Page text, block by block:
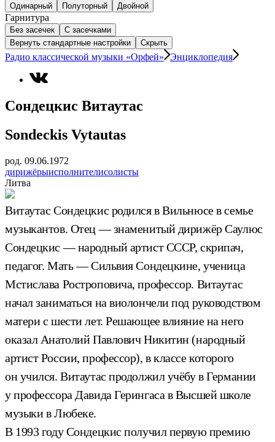
Одинарный Полуторный Двойной
Гарнитура
Без засечек
С засечками
Вернуть стандартные настройки
Скрыть
Радио классической музыки «Орфей» Энциклопедия
Сондецкис Витаутас
Sondeckis Vytautas
род. 09.06.1972
дирижёрыисполнителисолисты
Литва
Витаутас Сондецкис родился в Вильнюсе в семье
музыкантов. Отец — знаменитый дирижёр Саулюс
Сондецкис — народный артист СССР, скрипач,
педагог. Мать — Сильвия Сондецкине, ученица
Мстислава Ростроповича, профессор. Витаутас
начал заниматься на виолончели под руководством
матери с шести лет. Решающее влияние на него
оказал Анатолий Павлович Никитин (народный
артист России, профессор), в классе которого
он учился. Витаутас продолжил учёбу в Германии
у профессора Давида Герингаса в Высшей школе
музыки в Любеке.
В 1993 году Сондецкис получил первую премию